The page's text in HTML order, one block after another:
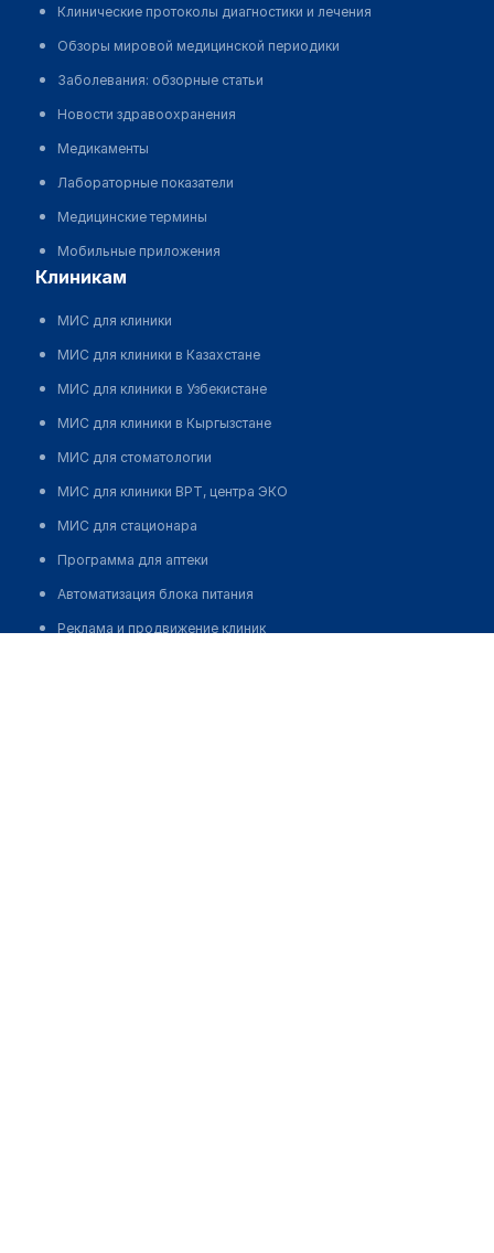
Клинические протоколы диагностики и лечения
Обзоры мировой медицинской периодики
Заболевания: обзорные статьи
Новости здравоохранения
Медикаменты
Лабораторные показатели
Медицинские термины
Мобильные приложения
клиникам
МИС для клиники
МИС для клиники в Казахстане
МИС для клиники в Узбекистане
МИС для клиники в Кыргызстане
МИС для стоматологии
МИС для клиники ВРТ, центра ЭКО
МИС для стационара
Программа для аптеки
Автоматизация блока питания
Реклама и продвижение клиник